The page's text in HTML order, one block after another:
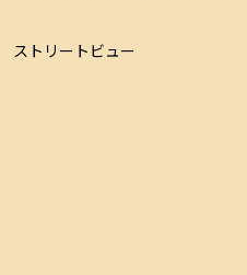
ストリートビュー